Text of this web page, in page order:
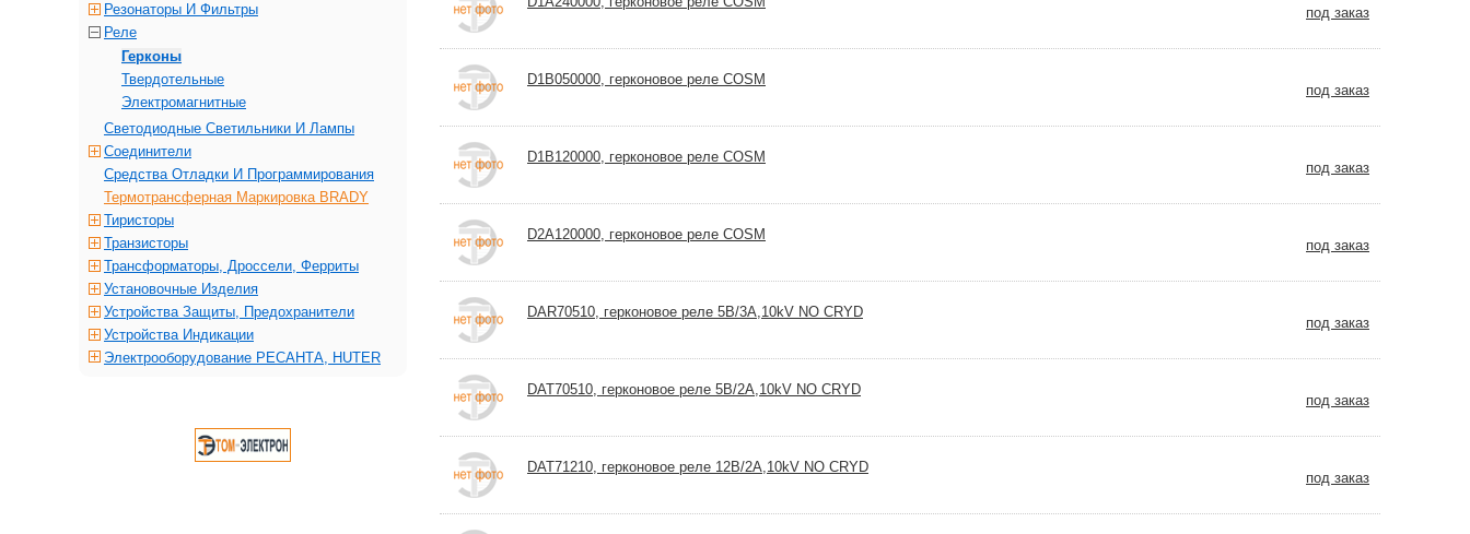
под заказ
D1B050000, герконовое реле COSM
под заказ
D1B120000, герконовое реле COSM
под заказ
D2A120000, герконовое реле COSM
под заказ
DAR70510, герконовое реле 5В/3А,10kV NO CRYD
под заказ
DAT70510, герконовое реле 5В/2А,10kV NO CRYD
под заказ
DAT71210, герконовое реле 12В/2А,10kV NO CRYD
под заказ
Резонаторы И Фильтры
Реле
Герконы
Твердотельные
Электромагнитные
Светодиодные Светильники И Лампы
Соединители
Средства Отладки И Программирования
Термотрансферная Маркировка BRADY
Тиристоры
Транзисторы
Трансформаторы, Дроссели, Ферриты
Установочные Изделия
Устройства Защиты, Предохранители
Устройства Индикации
Электрооборудование РЕСАНТА, HUTER